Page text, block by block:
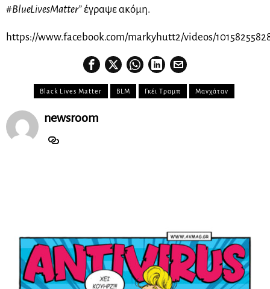
#BlueLivesMatter”έγραψε ακόμη.
https://www.facebook.com/markyhutt2/videos/
Black Lives Matter BLM Γκέι Τραμπ Μανχάταν
newsroom